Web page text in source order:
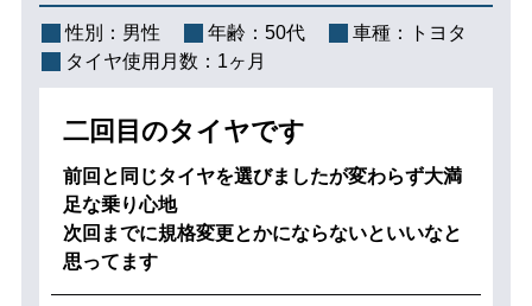
性別： 男性 年齢： 50代 車種：
トヨタ
タイヤ使用月数： 1ヶ月
二回目のタイヤです
前回と同じタイヤを選びましたが変わらず大満
足な乗り心地
次回までに規格変更とかにならないといいなと
思ってます